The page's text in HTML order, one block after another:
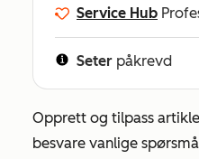
Service Hub
Seter påkrevd
Opprett og tilpass
besvare vanlige